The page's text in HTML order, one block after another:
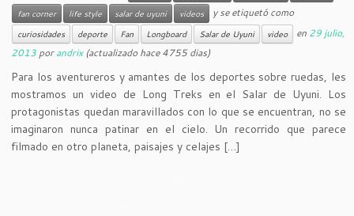
fan corner
life style salar de uyuni videos y se etiquetó como
curiosidades deporte Fan Longboard Salar de Uyuni video en 29 julio,
2013 porandrix(actualizado hace 4755 dias)
Para los aventureros y amantes de los deportes sobre ruedas, les
mostramos un video de Long Treks en el Salar de Uyuni. Los
protagonistas quedan maravillados con lo que se encuentran, no se
imaginaron nunca patinar en el cielo. Un recorrido que parece
filmado en otro planeta, paisajes y celajes […]